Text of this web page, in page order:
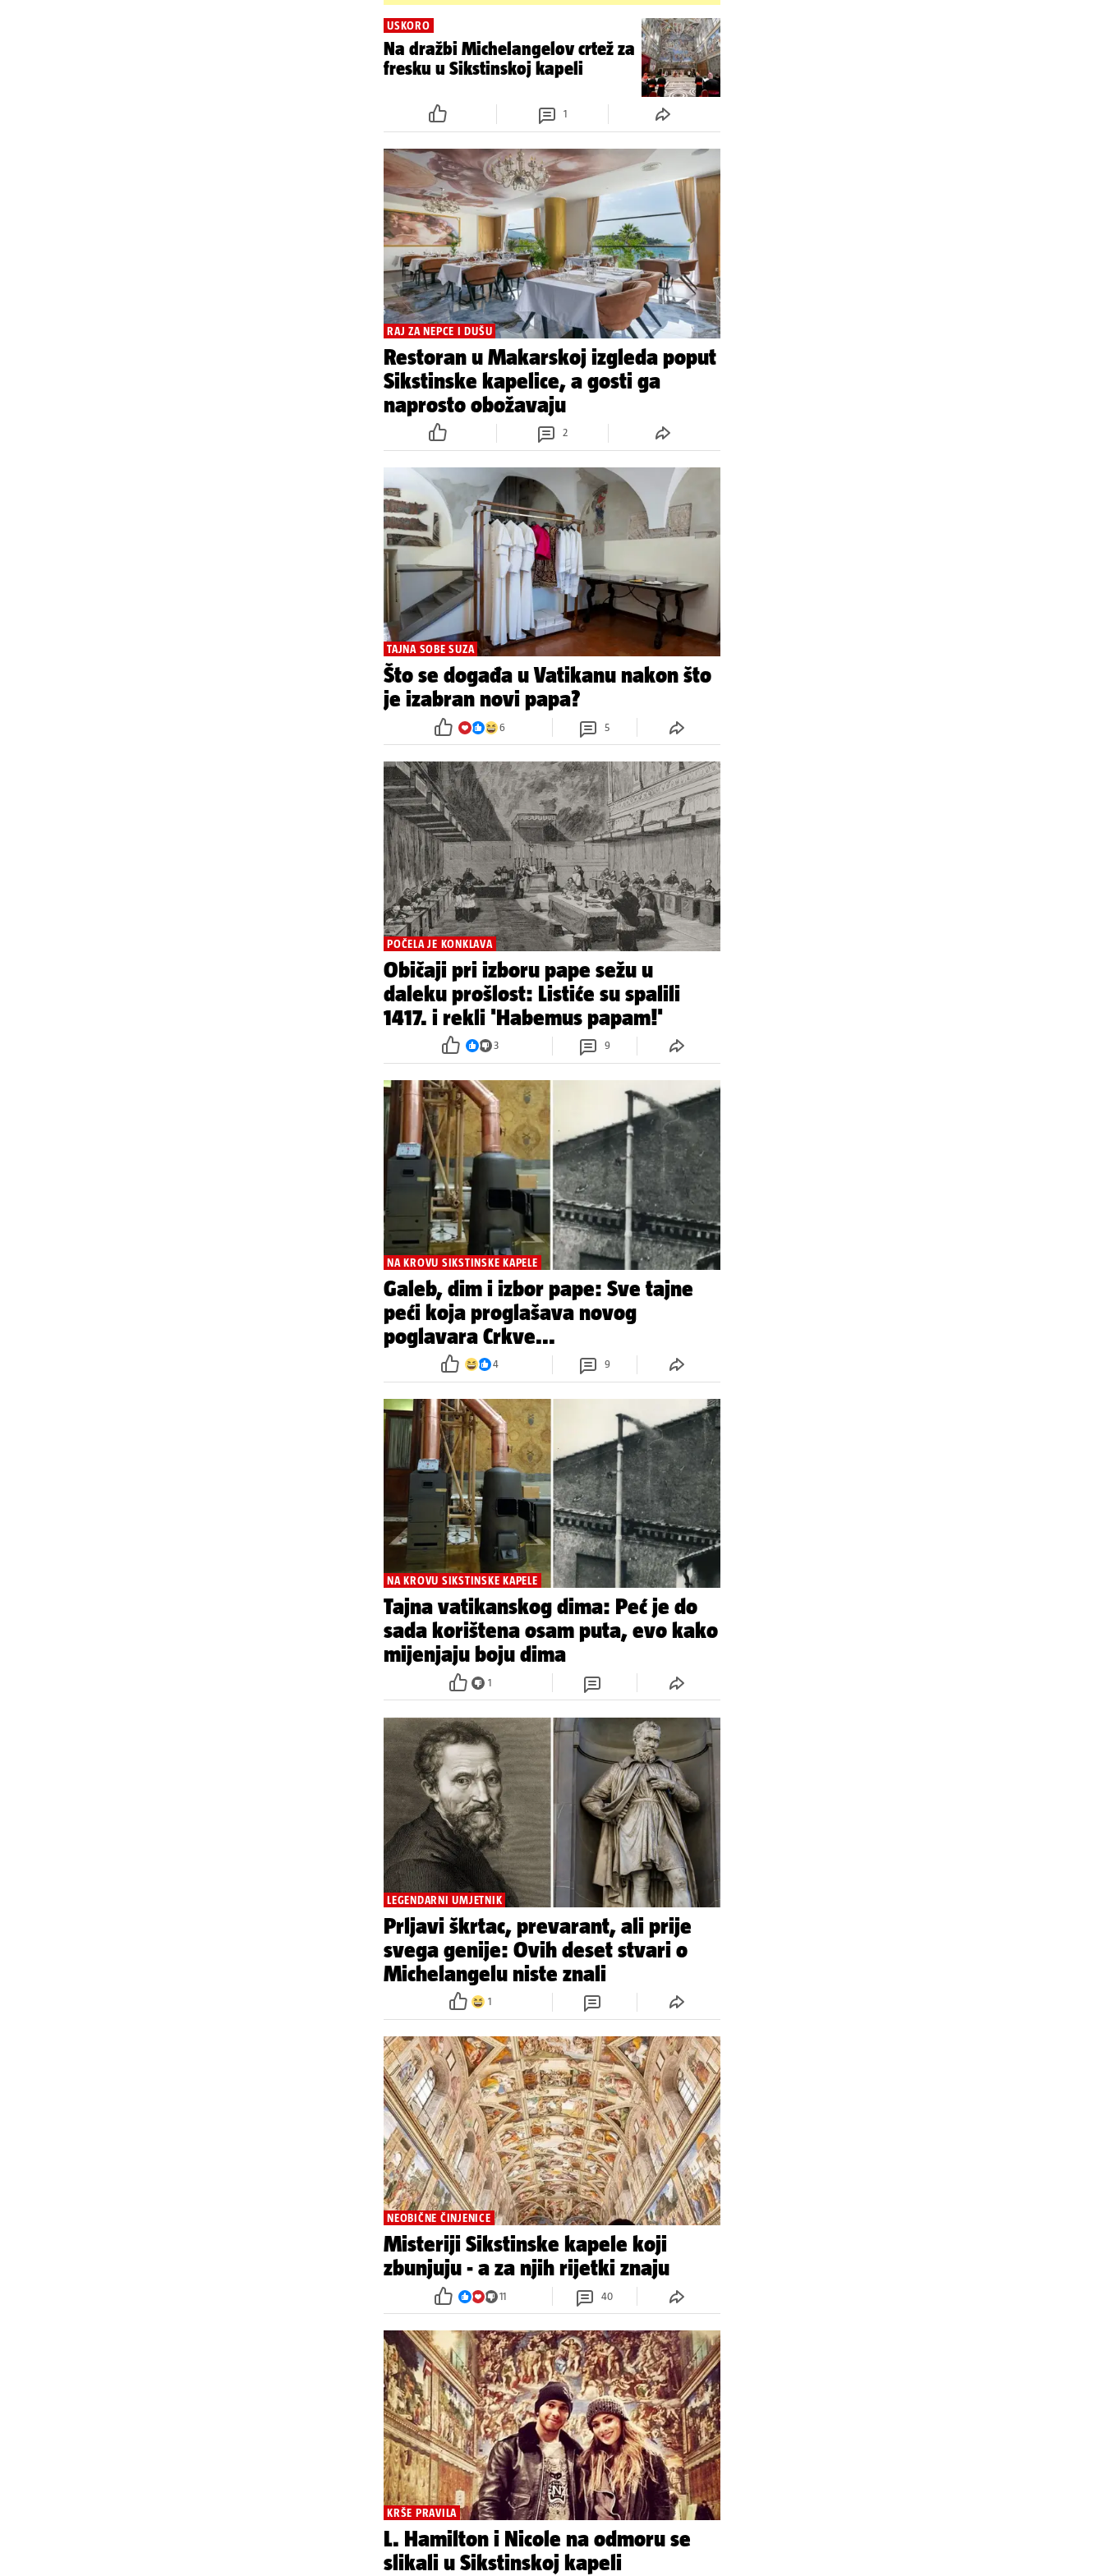
USKORO
Na dražbi Michelangelov crtež za
fresku u Sikstinskoj kapeli
1
RAJ ZA NEPCE I DUŠU
Restoran u Makarskoj izgleda poput
Sikstinske kapelice, a gosti ga
naprosto obožavaju
2
TAJNA SOBE SUZA
Što se događa u Vatikanu nakon što
je izabran novi papa?
6 5
POČELA JE KONKLAVA
Običaji pri izboru pape sežu u
daleku prošlost: Listiće su spalili
1417. i rekli 'Habemus papam!'
3 9
NA KROVU SIKSTINSKE KAPELE
Galeb, dim i izbor pape: Sve tajne
peći koja proglašava novog
poglavara Crkve...
4 9
NA KROVU SIKSTINSKE KAPELE
Tajna vatikanskog dima: Peć je do
sada korištena osam puta, evo kako
mijenjaju boju dima
1
LEGENDARNI UMJETNIK
Prljavi škrtac, prevarant, ali prije
svega genije: Ovih deset stvari o
Michelangelu niste znali
1
NEOBIČNE ČINJENICE
Misteriji Sikstinske kapele koji
zbunjuju - a za njih rijetki znaju
11 40
KRŠE PRAVILA
L. Hamilton i Nicole na odmoru se
slikali u Sikstinskoj kapeli